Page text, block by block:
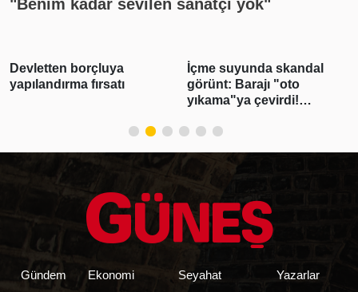
"Benim kadar sevilen sanatçı yok"
Devletten borçluya
yapılandırma fırsatı
İçme suyunda skandal
görünt: Barajı "oto
yıkama"ya çevirdi!
yıkadı
Gündem
Ekonomi
Seyahat
Yazarlar